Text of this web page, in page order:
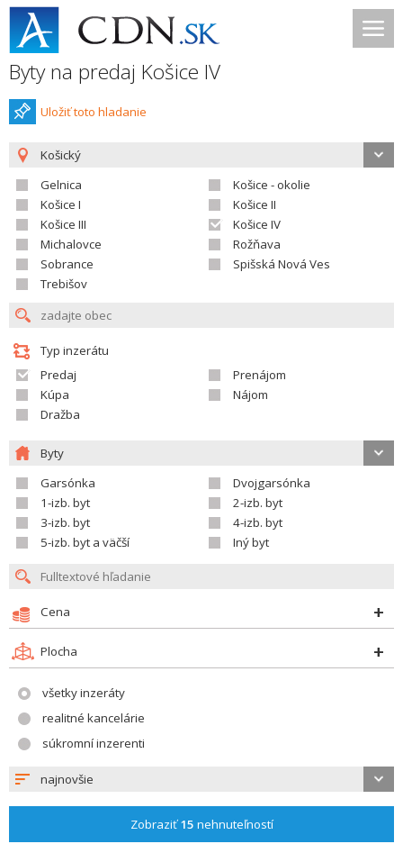
Byty na predaj Košice IV
Uložiť toto hladanie
Košický
Gelnica
Košice - okolie
Košice I
Košice II
Košice III
Košice IV
Michalovce
Rožňava
Sobrance
Spišská Nová Ves
Trebišov
Typ inzerátu
Predaj
Prenájom
Kúpa
Nájom
Dražba
Byty
Garsónka
Dvojgarsónka
1-izb. byt
2-izb. byt
3-izb. byt
4-izb. byt
5-izb. byt a väčší
Iný byt
Cena
Plocha
všetky inzeráty
realitné kancelárie
súkromní inzerenti
najnovšie
Zobraziť15 nehnuteľností